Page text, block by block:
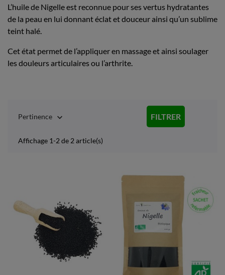
L’huile de Nigelle est reconnue pour ses vertus hydratantes
de la peau en lui donnant éclat et douceur ainsi qu’un sublime
teint halé.
Cet état permet de l’appliquer en massage et ainsi soulager
les douleurs articulaires ou l’arthrite.
Pertinence  FILTRER
Affichage 1-2 de 2 article(s)